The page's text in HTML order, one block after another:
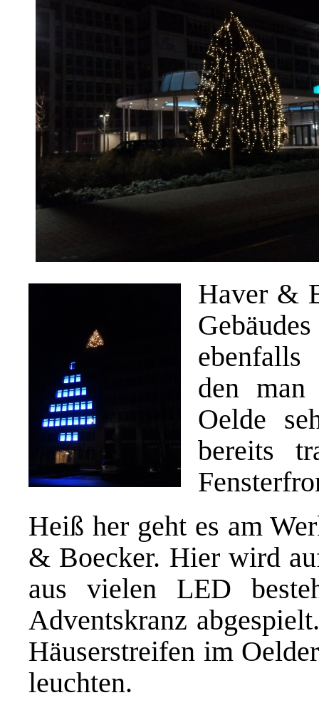
Haver &
den
Oelde
bereits
Heiß her geht es am
& Boecker. Hier wird
aus vielen LED
Adventskranz
Häuserstreifen im
leuchten.